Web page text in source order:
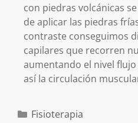
con piedras volcánicas
de aplicar las piedras
contraste conseguimos
capilares que recorren
aumentando el nivel
así la circulación
Fisioterapia